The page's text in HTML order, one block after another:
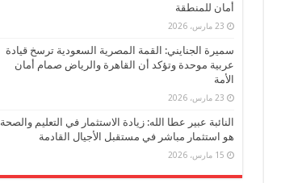
أمان للمنطقة
23 مارس، 2026
سميرة الجنايني: القمة المصرية السعودية ترسخ قيادة
عربية موحدة وتؤكد أن القاهرة والرياض صمام أمان
الأمة
23 مارس، 2026
النائبة عبير عطا الله: زيادة الاستثمار في التعليم والصحة
هو استثمار مباشر في مستقبل الأجيال القادمة
15 مارس، 2026